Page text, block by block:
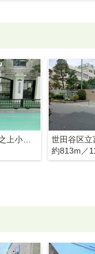
世田谷区立池之上小学校
世田谷区立
約813m／